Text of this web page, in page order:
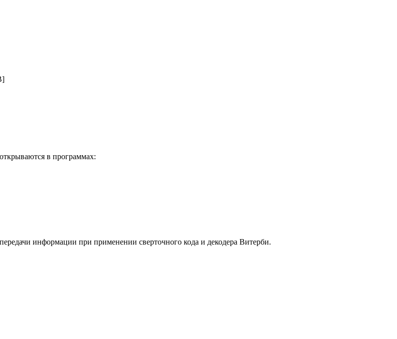
в программах:
информации при применении сверточного кода и декодера Витерби.